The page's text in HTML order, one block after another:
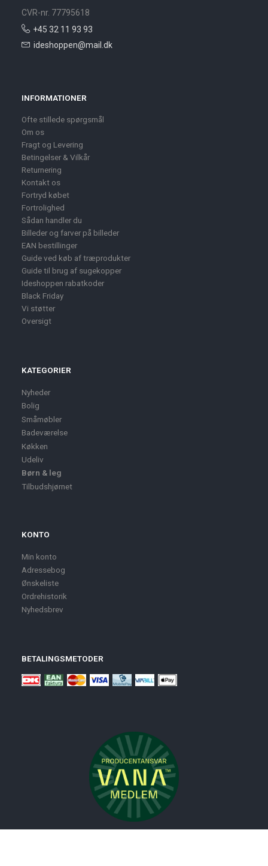
CVR-nr. 77795618
+45 32 11 93 93
ideshoppen@mail.dk
INFORMATIONER
Ofte stillede spørgsmål
Om os
Fragt og Levering
Betingelser & Vilkår
Returnering
Kontakt os
Fortryd købet
Fortrolighed
Sådan handler du
Billeder og farver på billeder
EAN bestillinger
Guide ved køb af træprodukter
Guide til brug af sugekopper
Ideshoppen rabatkoder
Black Friday
Vi støtter
Oversigt
KATEGORIER
Nyheder
Bolig
Småmøbler
Badeværelse
Køkken
Udeliv
Børn & leg
Tilbudshjørnet
KONTO
Min konto
Adressebog
Ønskeliste
Ordrehistorik
Nyhedsbrev
BETALINGSMETODER